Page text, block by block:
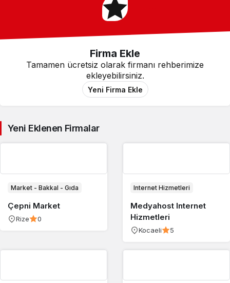
Firma Ekle
Tamamen ücretsiz olarak firmanı rehberimize
ekleyebilirsiniz.
Yeni Firma Ekle
Yeni Eklenen Firmalar
Market - Bakkal - Gıda
Çepni Market
Rize 0
Internet Hizmetleri
Medyahost Internet
Hizmetleri
Kocaeli 5